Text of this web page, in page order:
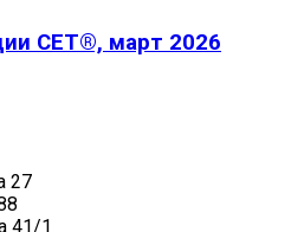
CET®, март 2026
27
41/1